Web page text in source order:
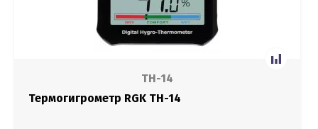
TH-14
Термогигрометр RGK TH-14